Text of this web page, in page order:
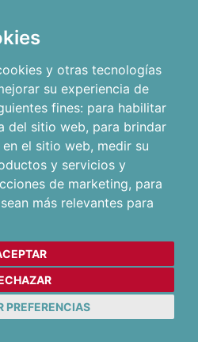
y otras tecnologías
su experiencia de
fines: para habilitar
del sitio web, para brindar
el sitio web, medir su
y servicios y
de marketing, para
más relevantes para
PREFERENCIAS